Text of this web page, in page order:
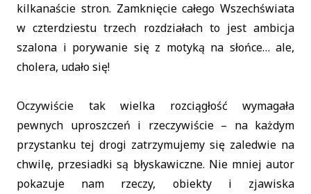
kilkanaście stron. Zamknięcie całego Wszechświata
w czterdziestu trzech rozdziałach to jest ambicja
szalona i porywanie się z motyką na słońce… ale,
cholera, udało się!
Oczywiście tak wielka rozciągłość wymagała
pewnych uproszczeń i rzeczywiście – na każdym
przystanku tej drogi zatrzymujemy się zaledwie na
chwilę, przesiadki są błyskawiczne. Nie mniej autor
pokazuje nam rzeczy, obiekty i zjawiska